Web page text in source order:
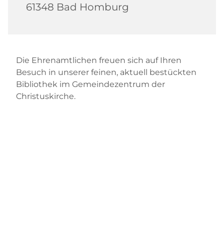
61348 Bad Homburg
Die Ehrenamtlichen freuen sich auf Ihren
Besuch in unserer feinen, aktuell bestückten
Bibliothek im Gemeindezentrum der
Christuskirche.